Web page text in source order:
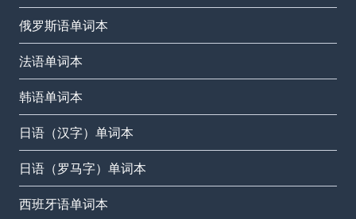
俄罗斯语单词本
法语单词本
韩语单词本
日语（汉字）单词本
日语（罗马字）单词本
西班牙语单词本